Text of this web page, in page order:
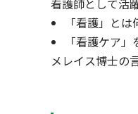
看護師として活
「看護」とは
「看護ケア
メレイス博士の